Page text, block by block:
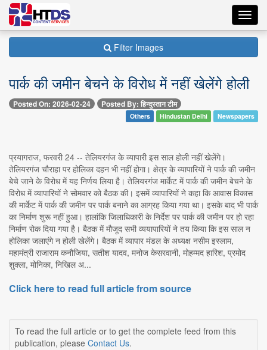
Filter Images
पार्क की जमीन बेचने के विरोध में नहीं खेलेंगे होली
Posted On: 2026-02-24 Posted By: हिन्दुस्तान टीम
Others Hindustan Delhi Newspapers
प्रयागराज, फरवरी 24 -- तेलियरगंज के व्यापारी इस साल होली नहीं खेलेंगे।
तेलियरगंज चौराहा पर होलिका दहन भी नहीं होगा। क्षेत्र के व्यापारियों ने पार्क की जमीन
बेचे जाने के विरोध में यह निर्णय लिया है। तेलियरगंज मार्केट में पार्क की जमीन बेचने के
विरोध में व्यापारियों ने सोमवार को बैठक की। इसमें व्यापारियों ने कहा कि आवास विकास
की मार्केट में पार्क की जमीन पर पार्क बनाने का आग्रह किया गया था। इसके बाद भी पार्क
का निर्माण शुरू नहीं हुआ। हालांकि जिलाधिकारी के निर्देश पर पार्क की जमीन पर हो रहा
निर्माण रोक दिया गया है। बैठक में मौजूद सभी व्ययापारियों ने तय किया कि इस साल न
होलिका जलाएंगे न होली खेलेंगे। बैठक में व्यापार मंडल के अध्यक्ष नसीम इस्लाम,
महामंत्री राजाराम कनौजिया, सतीश यादव, मनोज केसरवानी, मोहम्मद हारिश, प्रमोद
शुक्ला, मोनिका, निखिल अ...
Click here to read full article from source
To read the full article or to get the complete feed from this
publication, please Contact Us.